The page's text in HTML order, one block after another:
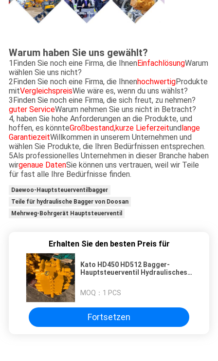
Warum haben Sie uns gewählt?
1Finden Sie noch eine Firma, die IhnenEinfachlösungWarum
wählen Sie uns nicht?
2Finden Sie noch eine Firma, die IhnenhochwertigProdukte
mitVergleichspreisWie wäre es, wenn du uns wählst?
3Finden Sie noch eine Firma, die sich freut, zu nehmen?
guter ServiceWarum nehmen Sie uns nicht in Betracht?
4, haben Sie hohe Anforderungen an die Produkte, und
hoffen, es könnteGroßbestand,kurze Lieferzeitundlange
GarantiezeitWillkommen in unserem Unternehmen und
wählen Sie Produkte, die Ihren Bedürfnissen entsprechen.
5Als professionelles Unternehmen in dieser Branche haben
wirgenaue DatenSie können uns vertrauen, weil wir Teile
für fast alle Ihre Bedürfnisse finden.
Daewoo-Hauptsteuerventilbagger
Teile für hydraulische Bagger von Doosan
Mehrweg-Bohrgerät Hauptsteuerventil
Erhalten Sie den besten Preis für
Kato HD450 HD512 Bagger-
Hauptsteuerventil Hydraulisches
MOQ： 1 PCS
Fortsetzen